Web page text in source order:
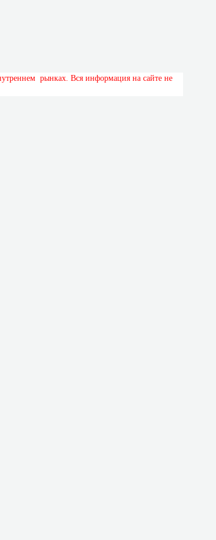
утреннем рынках. Вся информация на сайте не